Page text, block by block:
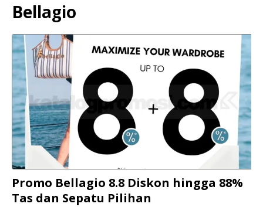
Bellagio
Promo Bellagio 8.8 Diskon hingga 88%
Tas dan Sepatu Pilihan